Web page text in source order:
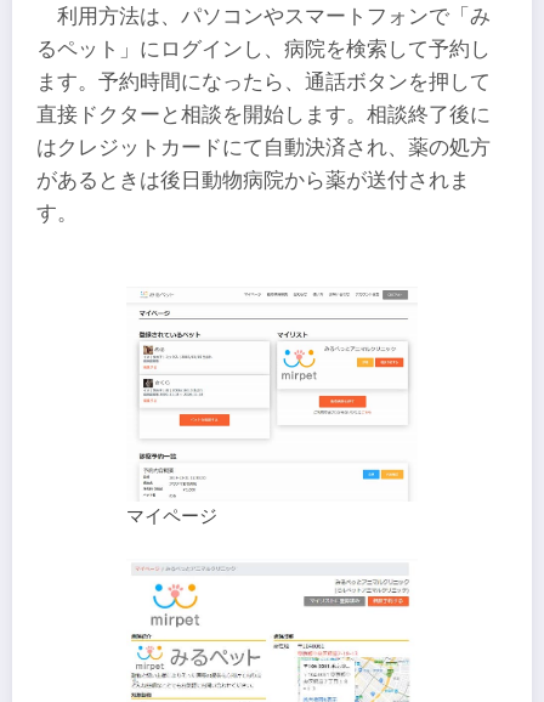
利用方法は、パソコンやスマートフォンで「み
るペット」にログインし、病院を検索して予約し
ます。予約時間になったら、通話ボタンを押して
直接ドクターと相談を開始します。相談終了後に
はクレジットカードにて自動決済され、薬の処方
があるときは後日動物病院から薬が送付されま
す。
マイページ